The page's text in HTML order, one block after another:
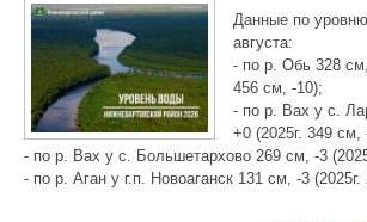
Данные по
августа:
- по р. Обь 328
456 см, -10);
- по р. Вах у с.
+0 (2025г. 349 см,
- по р. Вах у с. Большетархово 269 см, -3
- по р. Аган у г.п. Новоаганск 131 см, -3